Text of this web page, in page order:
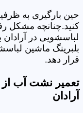
حین بارگیری به
کنید.چنانچه مشکل
لباسشویی در
بلبرینگ ماشین
قرار دهد.
تعمیر نشت آب از
آرادان